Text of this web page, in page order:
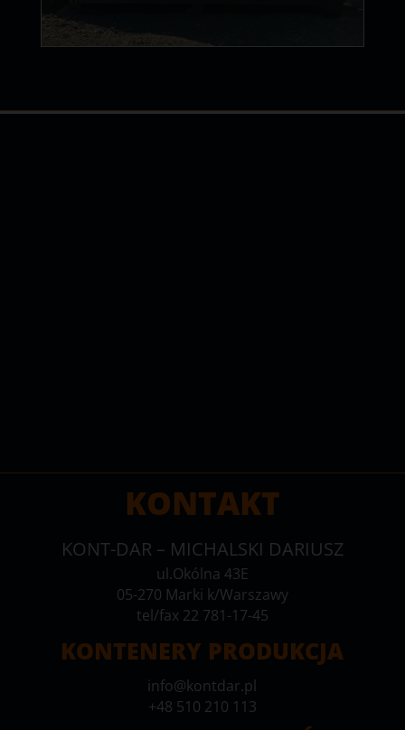
KONTAKT
KONT-DAR – MICHALSKI DARIUSZ
ul.Okólna 43E
05-270 Marki k/Warszawy
tel/fax 22 781-17-45
KONTENERY PRODUKCJA
info@kontdar.pl
+48 510 210 113